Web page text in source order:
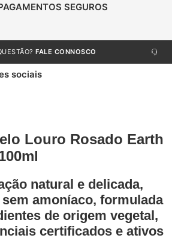
SEGUROS
FALE CONNOSCO
sociais
Louro Rosado Earth
natural e delicada,
amoníaco, formulada
de origem vegetal,
certificados e ativos